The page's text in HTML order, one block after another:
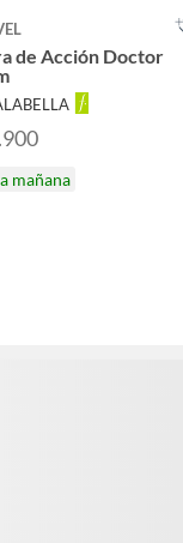
de Acción Doctor
mañana